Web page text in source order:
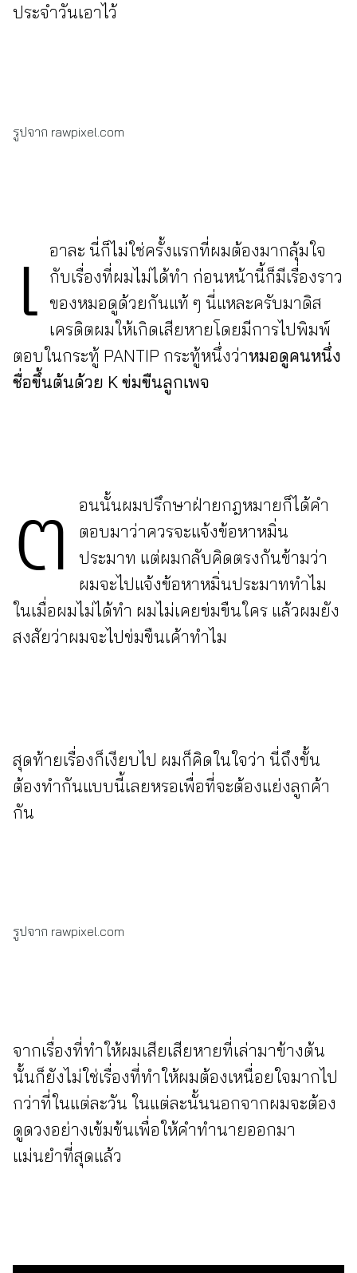
ประจำวันเอาไว้
รูปจาก rawpixel.com
เ
อาละ นี่ก็ไม่ใช่ครั้งแรกที่ผมต้องมากลุ้มใจ
กับเรื่องที่ผมไม่ได้ทำ ก่อนหน้านี้ก็มีเรื่องราว
ของหมอดูด้วยกันแท้ ๆ นี่แหละครับมาดิส
เครดิตผมให้เกิดเสียหายโดยมีการไปพิมพ์
ตอบในกระทู้ PANTIP กระทู้หนึ่งว่าหมอดูคนหนึ่ง
ชื่อขึ้นต้นด้วย K ข่มขืนลูกเพจ
ต
อนนั้นผมปรึกษาฝ่ายกฎหมายก็ได้คำ
ตอบมาว่าควรจะแจ้งข้อหาหมิ่น
ประมาท แต่ผมกลับคิดตรงกันข้ามว่า
ผมจะไปแจ้งข้อหาหมิ่นประมาททำไม
ในเมื่อผมไม่ได้ทำ ผมไม่เคยข่มขืนใคร แล้วผมยัง
สงสัยว่าผมจะไปข่มขืนเค้าทำไม
สุดท้ายเรื่องก็เงียบไป ผมก็คิดในใจว่า นี่ถึงขั้น
ต้องทำกันแบบนี้เลยหรอเพื่อที่จะต้องแย่งลูกค้า
กัน
รูปจาก rawpixel.com
จากเรื่องที่ทำให้ผมเสียเสียหายที่เล่ามาข้างต้น
นั้นก็ยังไม่ใช่เรื่องที่ทำให้ผมต้องเหนื่อยใจมากไป
กว่าที่ในแต่ละวัน ในแต่ละนั้นนอกจากผมจะต้อง
ดูดวงอย่างเข้มข้นเพื่อให้คำทำนายออกมา
แม่นยำที่สุดแล้ว